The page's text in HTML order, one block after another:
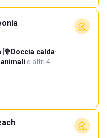
· Doccia calda·
·e altri 4…